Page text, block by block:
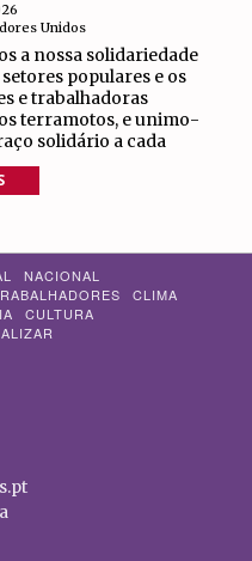
Unidos
a nossa solidariedade
populares e os
e trabalhadoras
terramotos, e unimo-
solidário a cada
NACIONAL
CLIMA
CULTURA